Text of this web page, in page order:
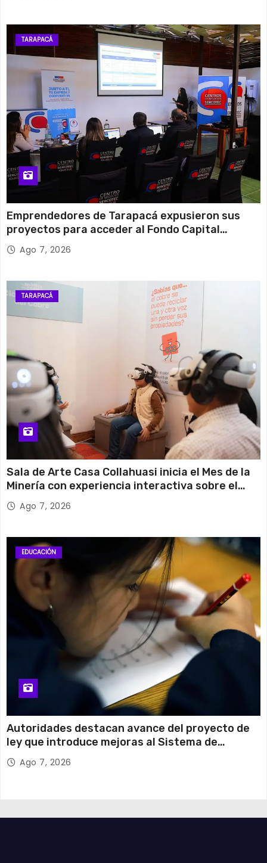
TARAPACÁ
Emprendedores de Tarapacá expusieron sus
proyectos para acceder al Fondo Capital
Semilla de SERCOTEC
Ago 7, 2026
TARAPACÁ
Sala de Arte Casa Collahuasi inicia el Mes de la
Minería con experiencia interactiva sobre el
cobreAgo 7, 2026
EDUCACIÓN
Autoridades destacan avance del proyecto de
ley que introduce mejoras al Sistema de
Admisión Escolar
Ago 7, 2026